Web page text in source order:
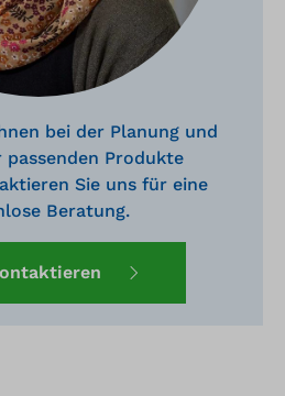
bei der Planung und
passenden Produkte
Sie uns für eine
Beratung.